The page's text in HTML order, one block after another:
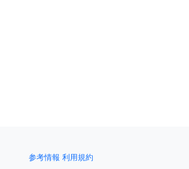
参考情報 利用規約